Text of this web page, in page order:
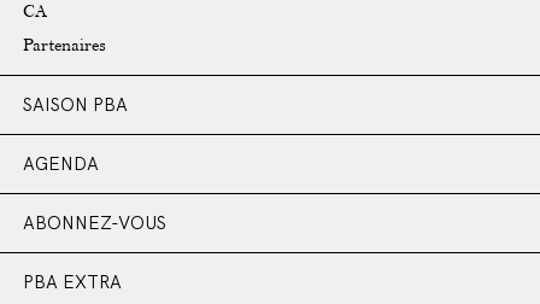
CA
Partenaires
SAISON PBA
AGENDA
ABONNEZ-VOUS
PBA EXTRA